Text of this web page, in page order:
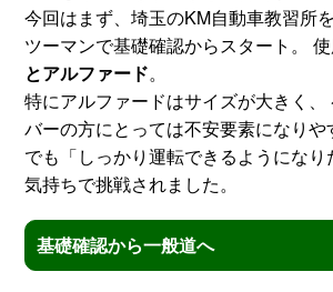
今回はまず、埼玉のKM自動車教習所
ツーマンで基礎確認からスタート。
とアルファード。
特にアルファードはサイズが大きく、
バーの方にとっては不安要素になり
でも「しっかり運転できるようにな
気持ちで挑戦されました。
基礎確認から一般道へ